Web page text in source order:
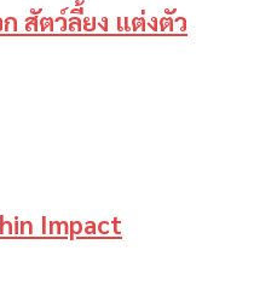
สัตว์ลี้ยง แต่งตัว
Impact